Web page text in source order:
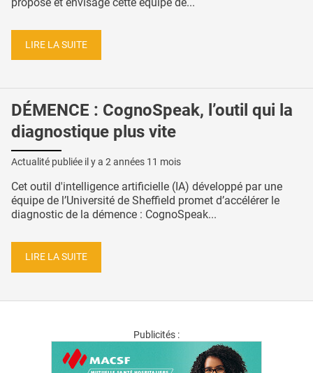
LIRE LA SUITE
DÉMENCE : CognoSpeak, l’outil qui la
diagnostique plus vite
Actualité publiée il y a 2 années 11 mois
Cet outil d'intelligence artificielle (IA) développé par une
équipe de l’Université de Sheffield promet d’accélérer le
diagnostic de la démence : CognoSpeak...
LIRE LA SUITE
Publicités :